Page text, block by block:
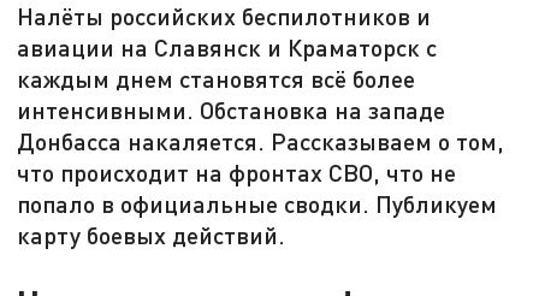
Налёты российских беспилотников и
авиации на Славянск и Краматорск с
каждым днем становятся всё более
интенсивными. Обстановка на западе
Донбасса накаляется. Рассказываем о том,
что происходит на фронтах СВО, что не
попало в официальные сводки. Публикуем
карту боевых действий.